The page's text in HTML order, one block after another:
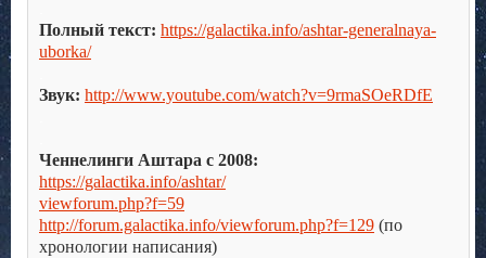
Полный текст: https://galactika.info/ashtar-generalnaya-
uborka/
Звук: http://www.youtube.com/watch?v=9rmaSOeRDfE
Ченнелинги Аштара с 2008:
https://galactika.info/ashtar/
viewforum.php?f=59
http://forum.galactika.info/viewforum.php?f=129 (по
хронологии написания)